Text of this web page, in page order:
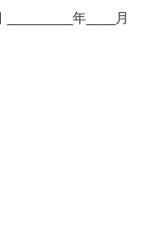
_________年____月